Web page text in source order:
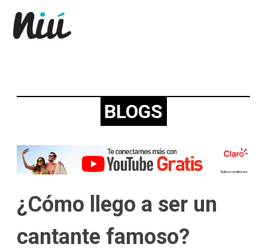
BLOGS
¿Cómo llego a ser un
cantante famoso?